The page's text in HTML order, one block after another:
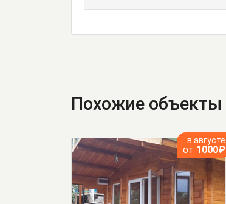
Похожие объекты
в августе
от 1000₽